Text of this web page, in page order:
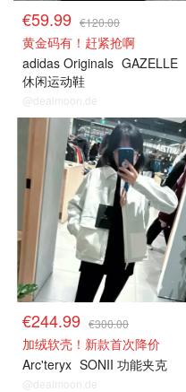
€59.99 €120.00
黄金码有！赶紧抢啊
adidas Originals GAZELLE
休闲运动鞋
@dealmoon.de
€244.99 €300.00
加绒软壳！新款首次降价
Arc'teryx SONII 功能夹克
@dealmoon.de